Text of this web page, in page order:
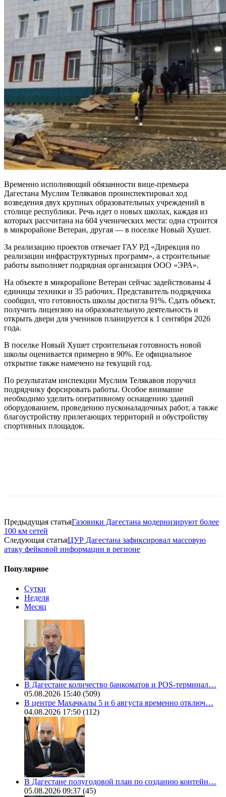
Временно исполняющий обязанности вице-премьера
Дагестана Муслим Телякавов проинспектировал ход
возведения двух крупных образовательных учреждений в
столице республики. Речь идет о новых школах, каждая из
которых рассчитана на 604 ученических места: одна строится
в микрорайоне Ветеран, другая — в поселке Новый Хушет.
За реализацию проектов отвечает ГАУ РД «Дирекция по
реализации инфраструктурных программ», а строительные
работы выполняет подрядная организация ООО «ЭРА».
На объекте в микрорайоне Ветеран сейчас задействованы 4
единицы техники и 35 рабочих. Представитель подрядчика
сообщил, что готовность школы достигла 91%. Сдать объект,
получить лицензию на образовательную деятельность и
открыть двери для учеников планируется к 1 сентября 2026
года.
В поселке Новый Хушет строительная готовность новой
школы оценивается примерно в 90%. Ее официальное
открытие также намечено на текущий год.
По результатам инспекции Муслим Телякавов поручил
подрядчику форсировать работы. Особое внимание
необходимо уделить оперативному оснащению зданий
оборудованием, проведению пусконаладочных работ, а также
благоустройству прилегающих территорий и обустройству
спортивных площадок.
Предыдущая статьяГазовики Дагестана модернизируют более
100 км сетей
Следующая статьяЦУР Дагестана зафиксировал массовую
атаку фейковой информации в регионе
Популярное
Сутки
Неделя
Месяц
В Дагестане количество банкоматов и POS-терминал…
05.08.2026 15:40 (509)
В центре Махачкалы 5 и 6 августа временно отключ…
04.08.2026 17:50 (112)
В Дагестане полугодовой план по созданию контейн…
05.08.2026 09:37 (45)